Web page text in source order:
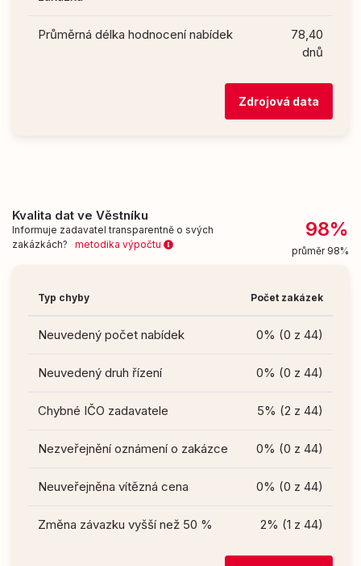
Průměrná délka hodnocení nabídek
78,40
dnů
Zdrojová data
Kvalita dat ve Věstníku
Informuje zadavatel transparentně o svých
zakázkách? metodika výpočtu
98%
průměr 98%
Typ chyby Počet zakázek
Neuvedený počet nabídek 0% (0 z 44)
Neuvedený druh řízení 0% (0 z 44)
Chybné IČO zadavatele 5% (2 z 44)
Nezveřejnění oznámení o zakázce 0% (0 z 44)
Neuveřejněna vítězná cena 0% (0 z 44)
Změna závazku vyšší než 50 % 2% (1 z 44)